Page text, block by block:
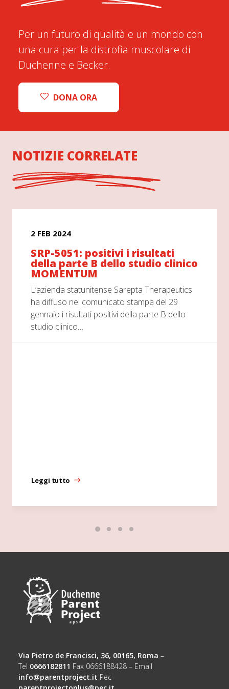
Per un futuro di qualità e un mondo con
una cura per la distrofia muscolare di
Duchenne e Becker.
DONA ORA
NOTIZIE CORRELATE
2 FEB 2024
SRP-5051: positivi i risultati
della parte B dello studio clinico
MOMENTUM
L’azienda statunitense Sarepta Therapeutics
ha diffuso nel comunicato stampa del 29
gennaio i risultati positivi della parte B dello
studio clinico…
Leggi tutto
Via Pietro de Francisci, 36, 00165, Roma –
Tel 0666182811 Fax 0666188428 – Email
info@parentproject.it Pec